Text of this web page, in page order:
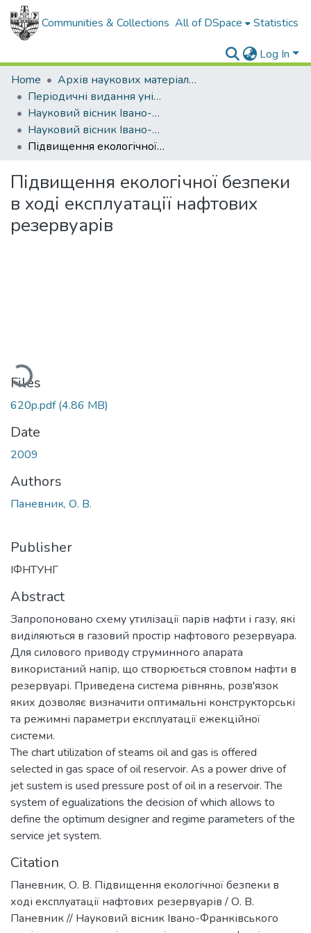
Communities & Collections All of DSpace Statistics
Log In
Home
Архів наукових матеріалів
Періодичні видання університету
Науковий вісник Івано-Франківського національного технічного університету нафти і газу
Науковий вісник Івано-Франківського національного технічного університету нафти і газу - 2009 - №1
Підвищення екологічної безпеки в ході експлуатації нафтових резервуарів
Підвищення екологічної безпеки
в ході експлуатації нафтових
резервуарів
Loading...
Files
620p.pdf(4.86 MB)
Date
2009
Authors
Паневник, О. В.
Publisher
ІФНТУНГ
Abstract
Запропоновано схему утилізації парів нафти і газу, які
виділяються в газовий простір нафтового резервуара.
Для силового приводу струминного апарата
використаний напір, що створюється стовпом нафти в
резервуарі. Приведена система рівнянь, розв'язок
яких дозволяє визначити оптимальні конструкторські
та режимні параметри експлуатації ежекційної
системи.
The chart utilization of steams oil and gas is offered
selected in gas space of oil reservoir. As a power drive of
jet sustem is used pressure post of oil in a reservoir. The
system of egualizations the decision of which allows to
define the optimum designer and regime parameters of the
service jet system.
Citation
Паневник, О. В. Підвищення екологічної безпеки в
ході експлуатації нафтових резервуарів / О. В.
Паневник // Науковий вісник Івано-Франківського